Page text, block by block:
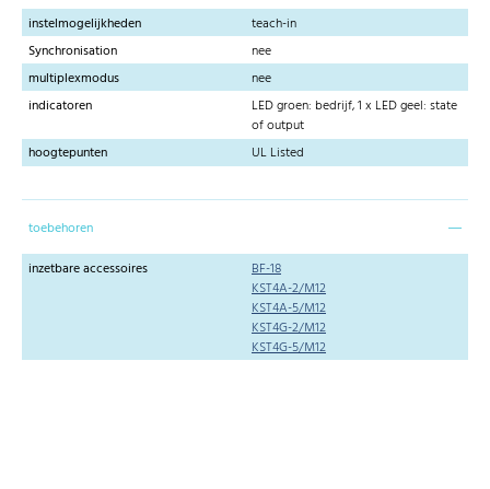
instelmogelijkheden
teach-in
Synchronisation
nee
multiplexmodus
nee
indicatoren
LED groen: bedrijf, 1 x LED geel: state
of output
hoogtepunten
UL Listed
toebehoren
inzetbare accessoires
BF-18
KST4A-2/M12
KST4A-5/M12
KST4G-2/M12
KST4G-5/M12